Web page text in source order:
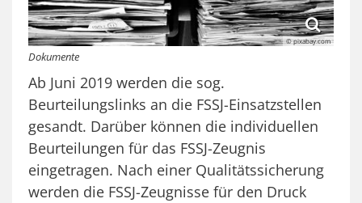
© pixabay.com
Dokumente
Ab Juni 2019 werden die sog.
Beurteilungslinks an die FSSJ-Einsatzstellen
gesandt. Darüber können die individuellen
Beurteilungen für das FSSJ-Zeugnis
eingetragen. Nach einer Qualitätssicherung
werden die FSSJ-Zeugnisse für den Druck